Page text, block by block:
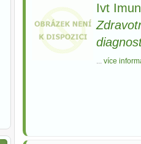
Ivt
... více